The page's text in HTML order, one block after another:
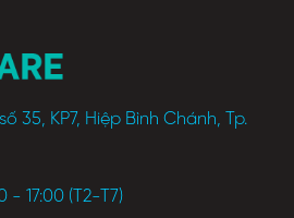
35, KP7, Hiệp Bình Chánh, Tp.
- 17:00 (T2-T7)